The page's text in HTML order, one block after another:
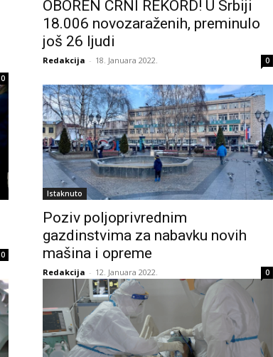
0
OBOREN CRNI REKORD! U Srbiji
18.006 novozaraženih, preminulo
još 26 ljudi
Redakcija - 18. Januara 2022. 0
0
Istaknuto
Poziv poljoprivrednim
gazdinstvima za nabavku novih
mašina i opreme
Redakcija - 12. Januara 2022. 0